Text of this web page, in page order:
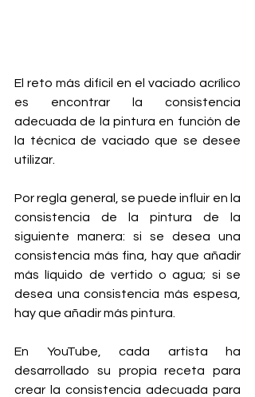
El reto más difícil en el vaciado acrílico
es encontrar la consistencia
adecuada de la pintura en función de
la técnica de vaciado que se desee
utilizar.
Por regla general, se puede influir en la
consistencia de la pintura de la
siguiente manera: si se desea una
consistencia más fina, hay que añadir
más líquido de vertido o agua; si se
desea una consistencia más espesa,
hay que añadir más pintura.
En YouTube, cada artista ha
desarrollado su propia receta para
crear la consistencia adecuada para